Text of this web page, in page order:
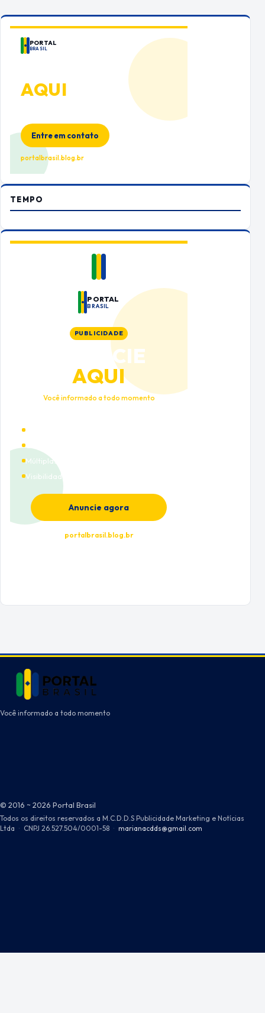
PORTAL
BRASIL
AQUI
Entre em contato
portalbrasil.blog.br
TEMPO
PORTAL
BRASIL
PUBLICIDADE
ANUNCIE
AQUI
Você informado a todo momento
Cobertura nacional
Múltiplas categorias
Visibilidade premium
Anuncie agora
portalbrasil.blog.br
Você informado a todo momento
© 2016 ~ 2026 Portal Brasil
Todos os direitos reservados a M.C.D.D.S Publicidade Marketing e Notícias
Ltda · CNPJ 26.527.504/0001-58 · marianacdds@gmail.com